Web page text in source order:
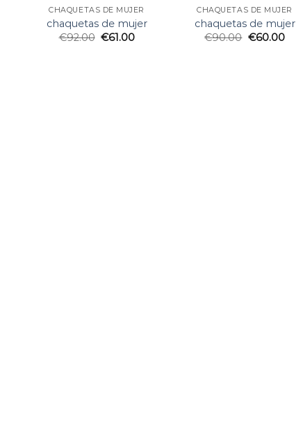
CHAQUETAS DE MUJER
chaquetas de mujer
€92.00 €61.00
CHAQUETAS DE MUJER
chaquetas de mujer
€90.00 €60.00